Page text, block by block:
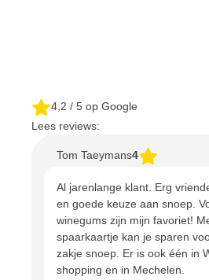
4,2 / 5 op Google
Lees reviews:
Tom Taeymans4
Al jarenlange klant. Erg
en goede keuze aan snoep.
winegums zijn mijn favoriet!
spaarkaartje kan je sparen
zakje snoep. Er is ook één in
shopping en in Mechelen.